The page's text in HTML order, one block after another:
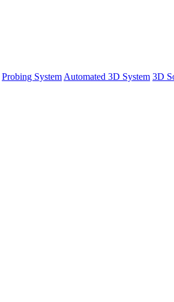
Probing System Automated 3D System 3D